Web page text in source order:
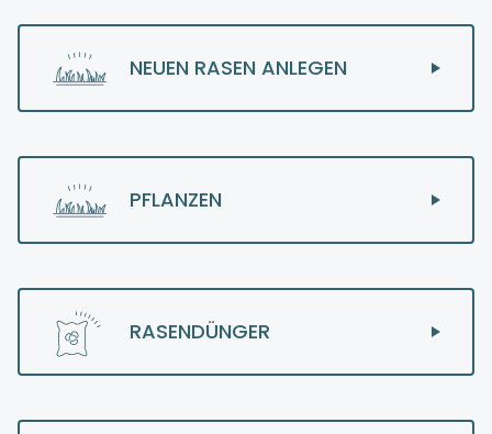
NEUEN RASEN ANLEGEN
PFLANZEN
RASENDÜNGER